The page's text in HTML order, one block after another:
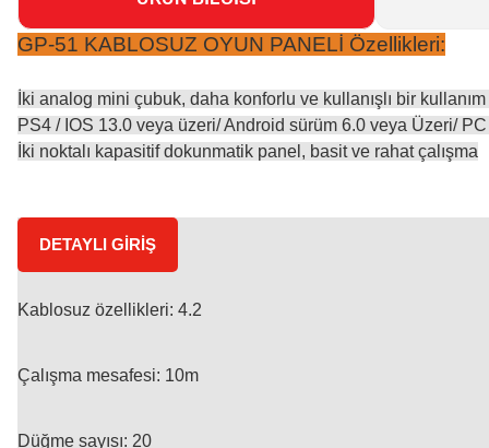
GP-51 KABLOSUZ OYUN PANELİ Özellikleri:
İki analog mini çubuk, daha konforlu ve kullanışlı bir
PS4 / IOS 13.0 veya üzeri/ Android sürüm 6.0 veya Üzeri/
İki noktalı kapasitif dokunmatik panel, basit ve rahat çalışma
DETAYLI GİRİŞ
Kablosuz özellikleri: 4.2
Çalışma mesafesi: 10m
Düğme sayısı: 20